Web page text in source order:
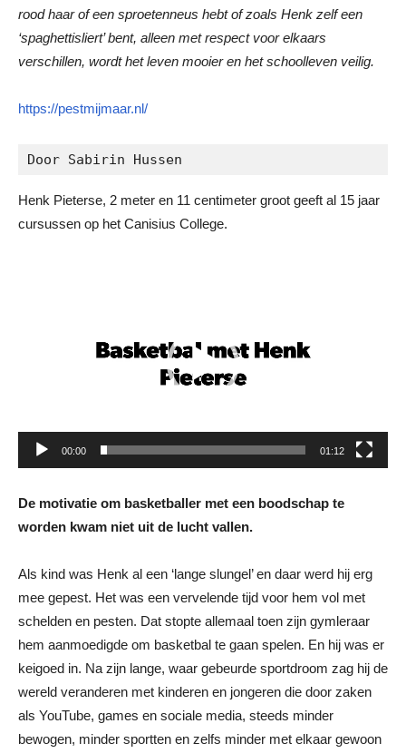
rood haar of een sproetenneus hebt of zoals Henk zelf een
‘spaghettisliert’ bent, alleen met respect voor elkaars
verschillen, wordt het leven mooier en het schoolleven veilig.
https://pestmijmaar.nl/
Door Sabirin Hussen
Henk Pieterse, 2 meter en 11 centimeter groot geeft al 15 jaar
cursussen op het Canisius College.
00:00 01:12
De motivatie om basketballer met een boodschap te
worden kwam niet uit de lucht vallen.
Als kind was Henk al een ‘lange slungel’ en daar werd hij erg
mee gepest. Het was een vervelende tijd voor hem vol met
schelden en pesten. Dat stopte allemaal toen zijn gymleraar
hem aanmoedigde om basketbal te gaan spelen. En hij was er
keigoed in. Na zijn lange, waar gebeurde sportdroom zag hij de
wereld veranderen met kinderen en jongeren die door zaken
als YouTube, games en sociale media, steeds minder
bewogen, minder sportten en zelfs minder met elkaar gewoon